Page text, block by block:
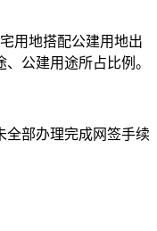
用地搭配公建用地出
公建用途所占比例。
部办理完成网签手续